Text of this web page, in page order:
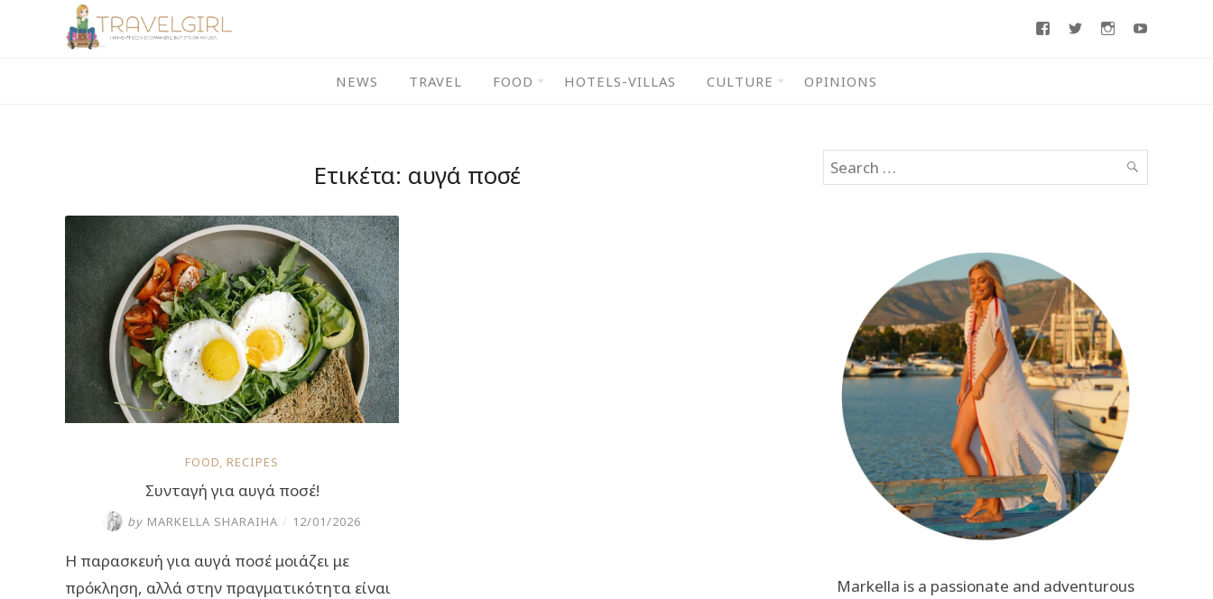
FacebookTwitterInstagram
NEWS TRAVEL FOOD HOTELS-VILLAS CULTURE OPINIONS
Ετικέτα: αυγά ποσέ
FOOD, RECIPES
Συνταγή για αυγά ποσέ!
by MARKELLA SHARAIHA / 12/01/2026
Η παρασκευή για αυγά ποσέ μοιάζει με
πρόκληση, αλλά στην πραγματικότητα είναι
Search
for:
SEARCH
Markella is a passionate and adventurous